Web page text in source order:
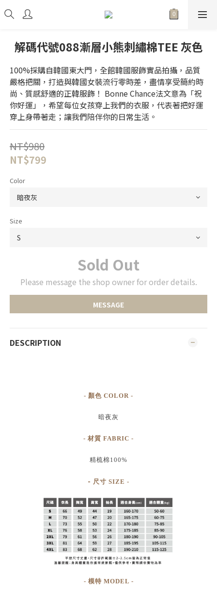
解碼代號088漸層小熊刺繡棉TEE 灰色
100%採購自韓國東大門，全館韓國服飾實品拍攝，品質
嚴格把關，打造與韓國女裝流行零時差，盡情享受簡約時
尚、質感舒適的正韓服飾！ Bonne Chance法文意為「祝
你好運」，希望每位女孩穿上我們的衣服，代表著把好運
穿上身帶著走；讓我們陪伴你的日常生活。
NT$980
NT$799
Color
Size
Sold Out
Please message the shop owner for order details.
MESSAGE
DESCRIPTION
- 顏色 COLOR -
暗夜灰
- 材質 FABRIC -
精梳棉100%
- 尺寸 SIZE -
- 模特 MODEL -